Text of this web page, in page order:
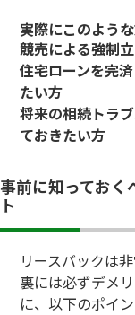
実際にこのよう
競売による強制
住宅ローンを完
たい方
将来の相続トラ
ておきたい方
事前に知っておく
ト
リースバックは
裏には必ずデメ
に、以下のポイ